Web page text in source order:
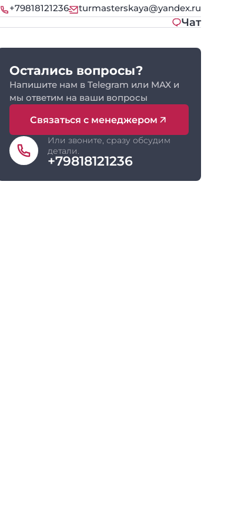
+79818121236 turmasterskaya@yandex.ru
Чат
Остались вопросы?
Напишите нам в Telegram или MAX и
мы ответим на ваши вопросы
Связаться с менеджером
Или звоните, сразу обсудим
детали.
+79818121236